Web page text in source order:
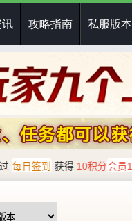
讯 攻略指南 私服版本